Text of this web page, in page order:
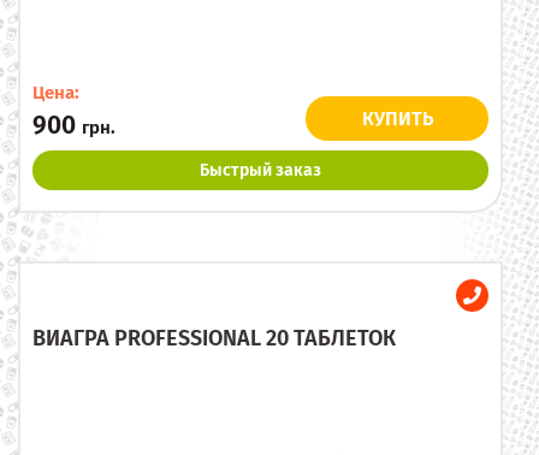
Цена:
900 грн. КУПИТЬ
Быстрый заказ
ВИАГРА PROFESSIONAL 20 ТАБЛЕТОК